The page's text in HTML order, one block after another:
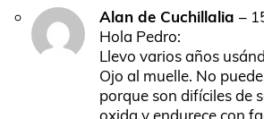
Alan de Cuchillalia –
Hola Pedro:
Llevo varios años
Ojo al muelle. No
porque son difíciles de